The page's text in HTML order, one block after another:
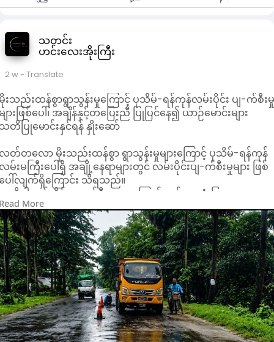
သတင်း
ဟင်းလေးအိုးကြီး
2 w- Translate
းသည်းထန်စွာရွာသွန်းမှုကြောင့် ပုသိမ်-ရန်ကုန်လမ်းပိုင်း ပျ-က်စီး
ျားဖြစ်ပေါ်၊ အချိန်နှင့်တပြေးညီ ပြုပြင်နေ၍ ယာဉ်မောင်းများ
တိပြုမောင်းနှင်ရန် နှိုးဆော်
တ်တလော မိုးသည်းထန်စွာ ရွာသွန်းမှုများကြောင့် ပုသိမ်-ရန်ကုန်
မ်းမကြီးပေါ်ရှိ အချို့နေရာများတွင် လမ်းပိုင်းပျ-က်စီးမှုများ ဖြစ်
ေါ်လျက်ရှိကြောင်း သိရသည်။
ဆိုပါ လမ်းပိုင်း ပျ-က်စီးမှုများကြောင့် လမ်းအသုံးပြုသူများ
ေးအန္တရာယ်ကင်းရှင်းစေရေးနှင့် လမ်းပန်းဆက်သွယ်ရေး ပြတ်
ောက်မှု မရှိစေရေးအတွက် ဧရာဝတီတိုင်းဒေသကြီး အစိုးရ၏
က်ဆိုင်ရာ တာဝန်ရှိသူများက "ချက်ချင်းပျက်၊ ချက်ချင်းပြင်" စနစ်
ြင့် လမ်းပြုပြင်ထိန်းသိမ်းခြင်း လုပ်ငန်းများကို အချိန်နှင့်တပြေးညီ
င်တိုက်အားတိုက် ဆောင်ရွက်လျက်ရှိသည်။
ဖြစ်ပါ၍ လမ်းပြုပြင်ရေး လုပ်ငန်းခွင်များ ဆောင်ရွက်နေသည့်
ေရာများတွင် ယာဉ်အန္တရာယ်နှင့် လမ်းအန္တရာယ် ကင်းရှင်းစေရန်
တွက် မော်တော်ယာဉ်မောင်းနှင်သူများအနေဖြင့် ယာဉ်အရှိန်
ျှော့၍ ဂရုတစိုက် မောင်းနှင်ပေးကြပါရန်လည်း ဧရာဝတီတိုင်း
ေသကြီးအစိုးရမှ အသိပေး နှိုးဆော်ထားသည်။
More